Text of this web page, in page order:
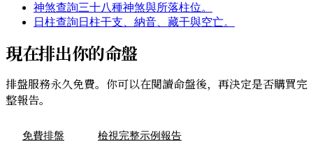
神煞查詢三十八種神煞與所落柱位。
日柱查詢 日柱干支、納音、藏干與空亡。
現在排出你的命盤
排盤服務永久免費。你可以在閱讀命盤後，再決定是否購買完
整報告。
免費排盤 檢視完整示例報告